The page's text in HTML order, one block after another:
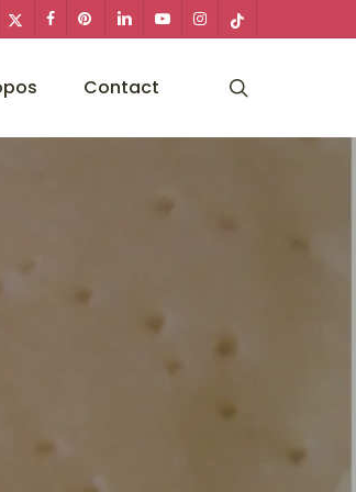
x-
twitter
facebookpinterestlinkedinyoutubeinstagram
tiktok
Contact